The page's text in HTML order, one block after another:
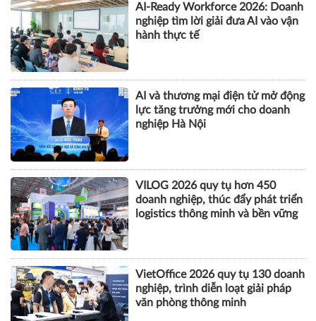
AI-Ready Workforce 2026: Doanh
nghiệp tìm lời giải đưa AI vào vận
hành thực tế
AI và thương mại điện tử mở động
lực tăng trưởng mới cho doanh
nghiệp Hà Nội
VILOG 2026 quy tụ hơn 450
doanh nghiệp, thúc đẩy phát triển
logistics thông minh và bền vững
VietOffice 2026 quy tụ 130 doanh
nghiệp, trình diễn loạt giải pháp
văn phòng thông minh